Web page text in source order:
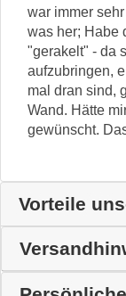
war immer
was her; Habe
"gerakelt" - da
aufzubringen,
mal dran sind,
Wand. Hätte
gewünscht.
Vorteile